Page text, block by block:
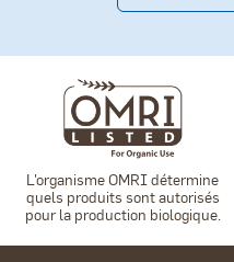
L'organisme OMRI détermine
quels produits sont autorisés
pour la production biologique.